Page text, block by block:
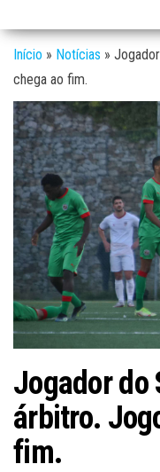
Início » Notícias »
chega ao fim.
Jogador do
árbitro.
fim.